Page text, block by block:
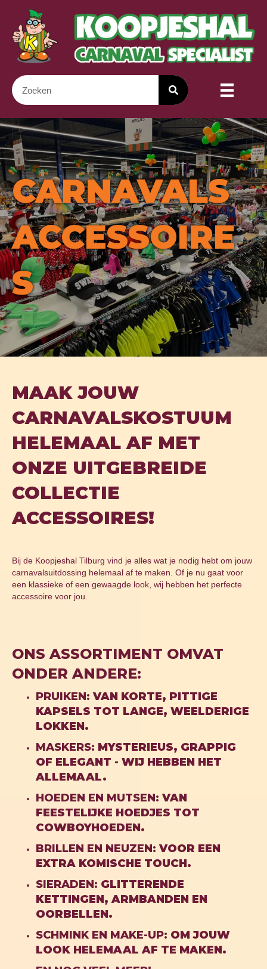
CARNAVALS
ACCESSOIRE
S
MAAK JOUW
CARNAVALSKOSTUUM
HELEMAAL AF MET
ONZE UITGEBREIDE
COLLECTIE
ACCESSOIRES!
Bij de Koopjeshal Tilburg vind je alles wat je nodig hebt om jouw
carnavalsuitdossing helemaal af te maken. Of je nu gaat voor
een klassieke of een gewaagde look, wij hebben het perfecte
accessoire voor jou.
ONS ASSORTIMENT OMVAT
ONDER ANDERE:
PRUIKEN: VAN KORTE, PITTIGE
KAPSELS TOT LANGE, WEELDERIGE
LOKKEN.
MASKERS: MYSTERIEUS, GRAPPIG
OF ELEGANT - WIJ HEBBEN HET
ALLEMAAL.
HOEDEN EN MUTSEN: VAN
FEESTELIJKE HOEDJES TOT
COWBOYHOEDEN.
BRILLEN EN NEUZEN: VOOR EEN
EXTRA KOMISCHE TOUCH.
SIERADEN: GLITTERENDE
KETTINGEN, ARMBANDEN EN
OORBELLEN.
SCHMINK EN MAKE-UP: OM JOUW
LOOK HELEMAAL AF TE MAKEN.